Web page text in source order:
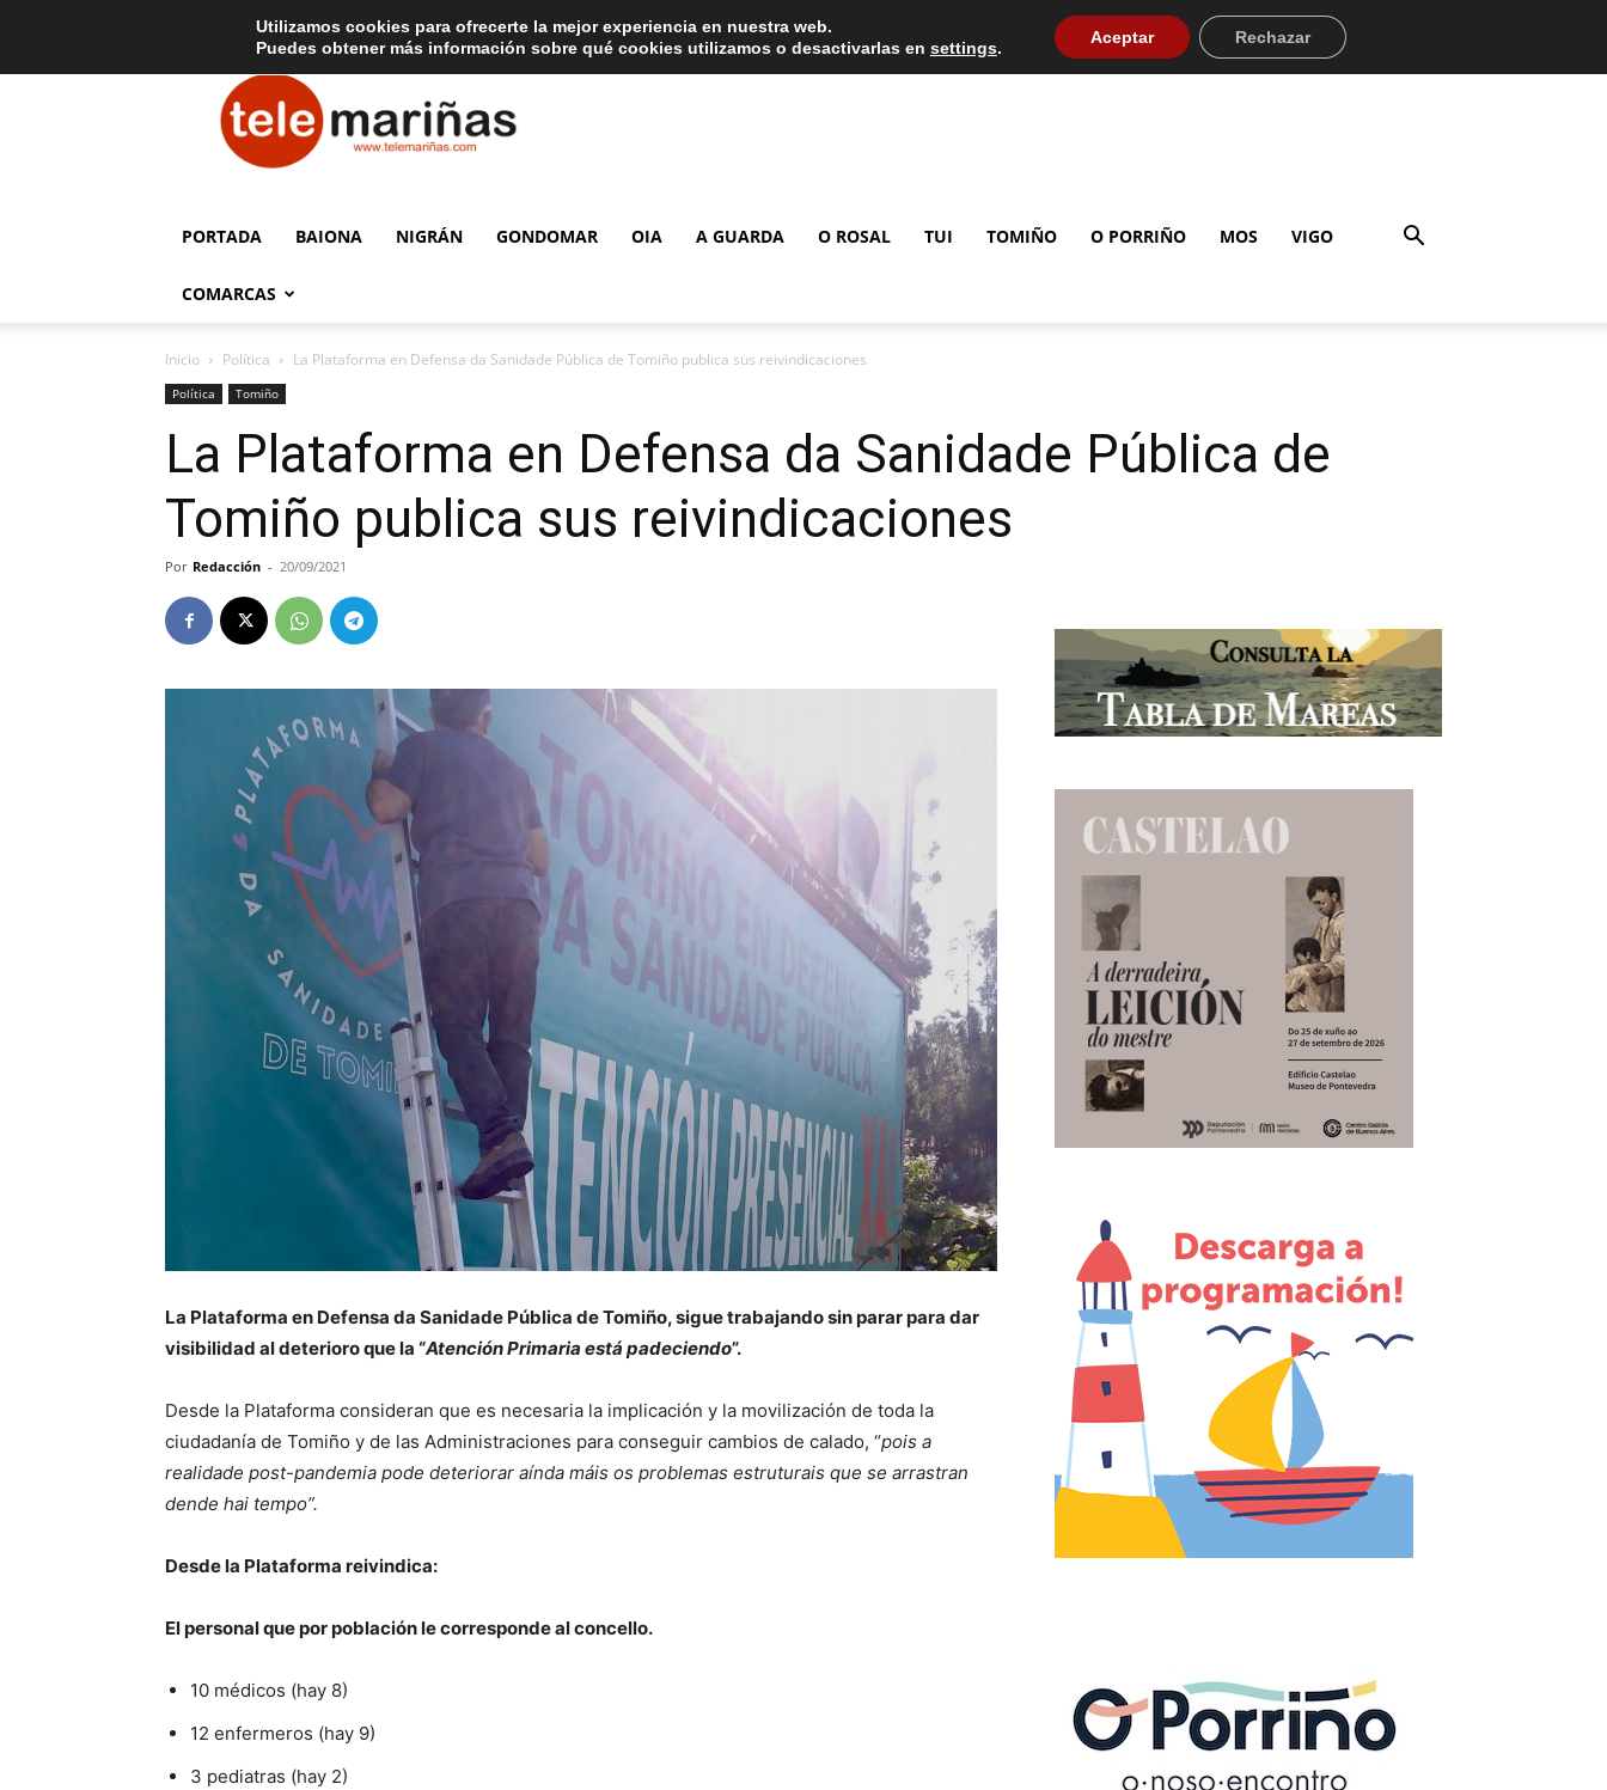
Tarifas de publicidad
Telemariñas
PORTADA BAIONA NIGRÁN GONDOMAR OIA A GUARDA O ROSAL TUI TOMIÑO O PORRIÑO MOS VIGO
COMARCAS
Inicio Política La Plataforma en Defensa da Sanidade Pública de Tomiño publica sus reivindicaciones
Política Tomiño
La Plataforma en Defensa da Sanidade Pública de
Tomiño publica sus reivindicaciones
Por Redacción - 20/09/2021
La Plataforma en Defensa da Sanidade Pública de Tomiño, sigue trabajando sin parar para dar
visibilidad al deterioro que la “Atención Primaria está padeciendo”.
Desde la Plataforma consideran que es necesaria la implicación y la movilización de toda la
ciudadanía de Tomiño y de las Administraciones para conseguir cambios de calado, “pois a
realidade post-pandemia pode deteriorar aínda máis os problemas estruturais que se arrastran
dende hai tempo”.
Desde la Plataforma reivindica:
El personal que por población le corresponde al concello.
10 médicos (hay 8)
12 enfermeros (hay 9)
3 pediatras (hay 2)
Utilizamos cookies para ofrecerte la mejor experiencia en nuestra web.
Puedes obtener más información sobre qué cookies utilizamos o desactivarlas en settings.
Aceptar Rechazar